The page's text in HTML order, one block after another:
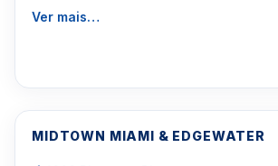
Ver mais…
MIDTOWN MIAMI & EDGEWATER